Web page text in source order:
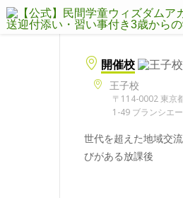
開催校
王子校
〒114-0002 東京
1-49 ブランシエ
世代を超えた地域交
びがある放課後